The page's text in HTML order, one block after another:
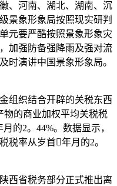
、河南、湖北、湖南、沉
景象形象局按照现实研判
元要严酷按照景象形象灾
加强防备强降雨及强对流
时演讲中国景象形象局。
织结合开辟的关税东西
物的商业加权平均关税税
的2。44%。数据显示，
税率从岁首年月的2。
省税务部分正式推出离